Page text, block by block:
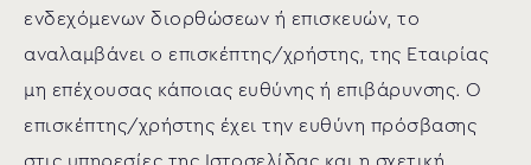
ενδεχόμενων διορθώσεων ή επισκευών, το
αναλαμβάνει ο επισκέπτης/χρήστης, της Εταιρίας
μη επέχουσας κάποιας ευθύνης ή επιβάρυνσης. Ο
επισκέπτης/χρήστης έχει την ευθύνη πρόσβασης